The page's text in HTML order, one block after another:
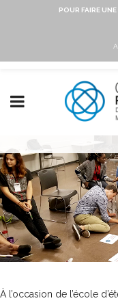
POUR FAIRE
À l’occasion de l’école